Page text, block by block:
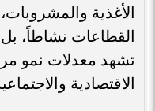
الأغذية
القطاعات نشاطاً،
تشهد معدلات نمو
الاقتصادية